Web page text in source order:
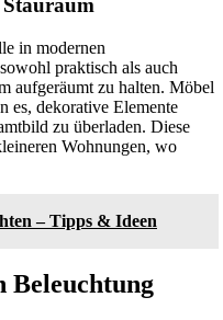
in modernen
praktisch als auch
aufgeräumt zu halten. Möbel
es, dekorative Elemente
zu überladen. Diese
Wohnungen, wo
– Tipps & Ideen
Beleuchtung